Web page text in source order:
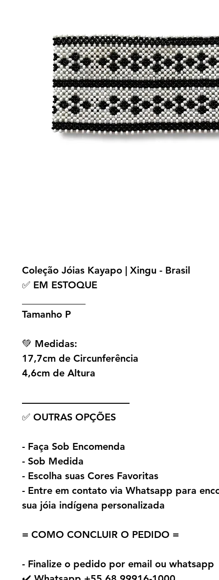
Coleção Jóias Kayapo | Xingu - Brasil
✅ EM ESTOQUE
Tamanho P
💚 Medidas:
17,7cm de Circunferência
4,6cm de Altura
———————————
✅ OUTRAS OPÇÕES
- Faça Sob Encomenda
- Sob Medida
- Escolha suas Cores Favoritas
- Entre em contato via Whatsapp para
sua jóia indígena personalizada
= COMO CONCLUIR O PEDIDO =
- Finalize o pedido por email ou whatsapp